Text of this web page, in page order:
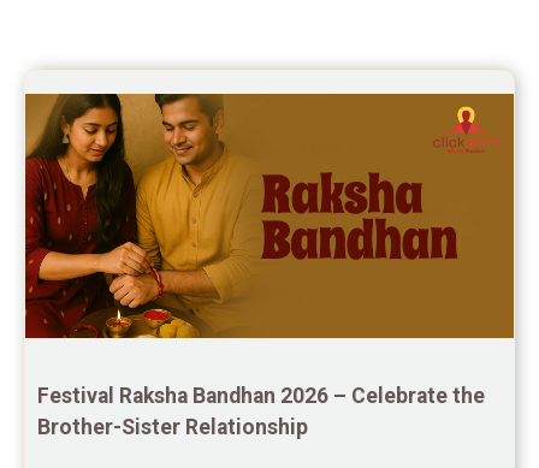
Super Horoscope Reviews
Education Horoscope Reviews
Wealth Horoscope Reviews
Yearly Predictions Reviews
Monthly Predictions Reviews
Future Book Reviews
Saturn Transit Predictions Reviews
Yoga Predictions Reviews
Festival Raksha Bandhan 2026 – Celebrate the
Brother-Sister Relationship